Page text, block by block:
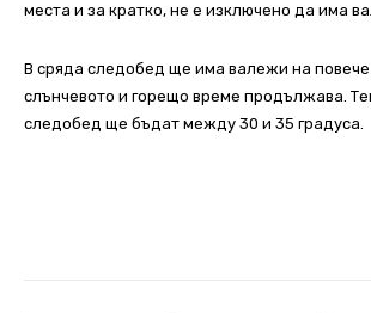
места и за кратко, не е изключено да има
В сряда следобед ще има валежи на
слънчевото и горещо време продължава.
следобед ще бъдат между 30 и 35 градуса.